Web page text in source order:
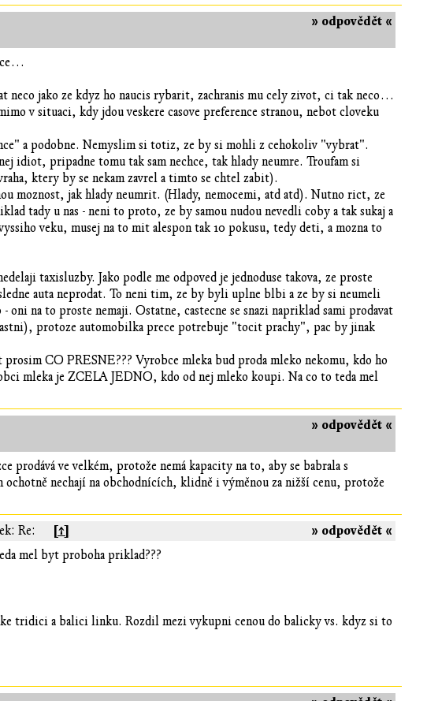
» odpovědět «
neco jako ze kdyz ho naucis rybarit, zachranis mu cely zivot, ci tak neco…
v situaci, kdy jdou veskere casove preference stranou, nebot cloveku
a podobne. Nemyslim si totiz, ze by si mohli z cehokoliv "vybrat".
idiot, pripadne tomu tak sam nechce, tak hlady neumre. Troufam si
ktery by se nekam zavrel a timto se chtel zabit).
moznost, jak hlady neumrit. (Hlady, nemocemi, atd atd). Nutno rict, ze
tady u nas - neni to proto, ze by samou nudou nevedli coby a tak sukaj a
veku, musej na to mit alespon tak 10 pokusu, tedy deti, a mozna to
taxisluzby. Jako podle me odpoved je jednoduse takova, ze proste
auta neprodat. To neni tim, ze by byli uplne blbi a ze by si neumeli
na to proste nemaji. Ostatne, castecne se snazi napriklad sami prodavat
protoze automobilka prece potrebuje "tocit prachy", pac by jinak
CO PRESNE??? Vyrobce mleka bud proda mleko nekomu, kdo ho
mleka je ZCELA JEDNO, kdo od nej mleko koupi. Na co to teda mel
» odpovědět «
prodává ve velkém, protože nemá kapacity na to, aby se babrala s
nechají na obchodnících, klidně i výměnou za nižší cenu, protože
» odpovědět «
Re: [↑]
mel byt proboha priklad???
tridici a balici linku. Rozdil mezi vykupni cenou do balicky vs. kdyz si to